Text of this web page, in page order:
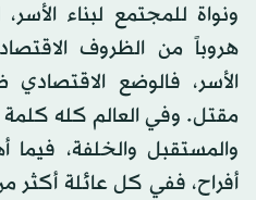
ونواة للمجتمع لبناء
هروباً من الظروف
الأسر، فالوضع
مقتل. وفي العالم كله كلمة
والمستقبل والخلفة،
أفراح، ففي كل عائلة